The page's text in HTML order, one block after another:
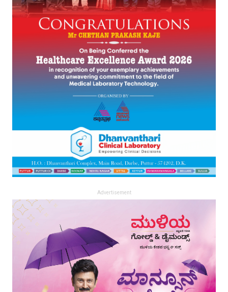
Advertisement